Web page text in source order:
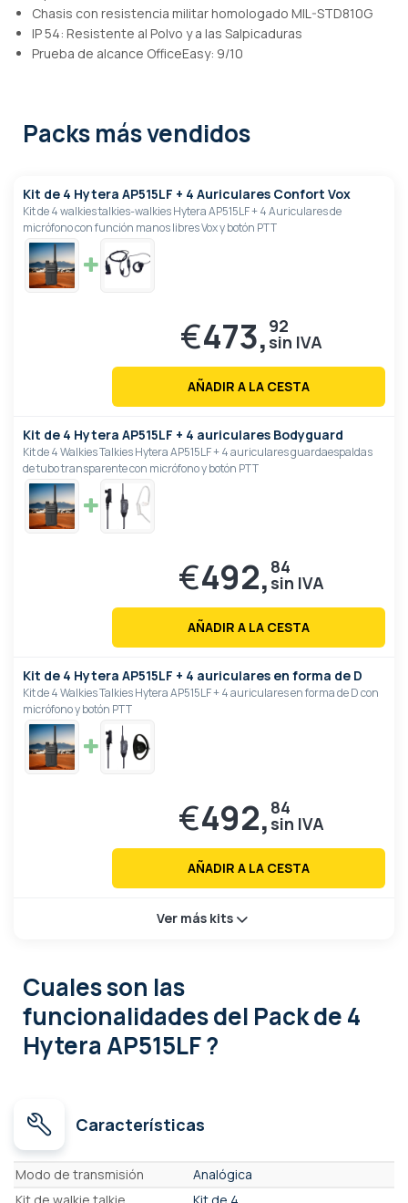
Chasis con resistencia militar homologado MIL-STD810G
IP 54: Resistente al Polvo y a las Salpicaduras
Prueba de alcance OfficeEasy: 9/10
Packs más vendidos
Kit de 4 Hytera AP515LF + 4 Auriculares Confort Vox
Kit de 4 walkies talkies-walkies Hytera AP515LF + 4 Auriculares de
micrófono con función manos libres Vox y botón PTT
€473, 92
AÑADIR A LA CESTA
Kit de 4 Hytera AP515LF + 4 auriculares Bodyguard
Kit de 4 Walkies Talkies Hytera AP515LF + 4 auriculares guardaespaldas
de tubo transparente con micrófono y botón PTT
€492, 84
AÑADIR A LA CESTA
Kit de 4 Hytera AP515LF + 4 auriculares en forma de D
Kit de 4 Walkies Talkies Hytera AP515LF + 4 auriculares en forma de D con
micrófono y botón PTT
€492, 84
AÑADIR A LA CESTA
Ver más kits
Cuales son las
funcionalidadesdel Pack de 4
Hytera AP515LF ?
Características
Características
Modo de transmisión
Analógica